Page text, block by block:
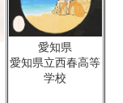
愛知県
愛知県立西春高等
学校